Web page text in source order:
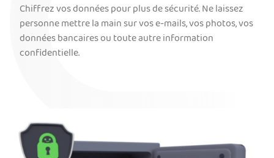
Chiffrez vos données pour plus de sécurité. Ne laissez
personne mettre la main sur vos e-mails, vos photos, vos
données bancaires ou toute autre information
confidentielle.